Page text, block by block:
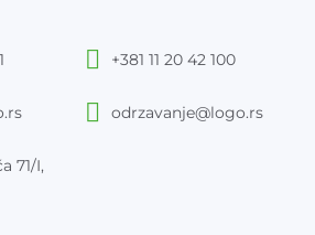
71/I,
+381 11 20 42 100
odrzavanje@logo.rs